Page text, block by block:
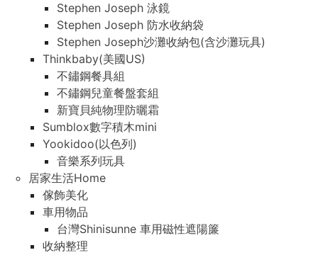
Stephen Joseph 泳鏡
Stephen Joseph 防水收納袋
Stephen Joseph沙灘收納包(含沙灘玩具)
Thinkbaby(美國US)
不鏽鋼餐具組
不鏽鋼兒童餐盤套組
新寶貝純物理防曬霜
Sumblox數字積木mini
Yookidoo(以色列)
音樂系列玩具
居家生活Home
傢飾美化
車用物品
台灣Shinisunne 車用磁性遮陽簾
收納整理